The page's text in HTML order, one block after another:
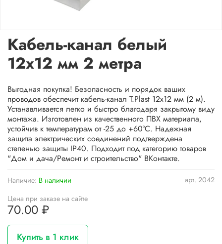
арт. 2042
Наличие: В наличии
Кабель-канал белый
12x12 мм 2 метра
Цена при заказе на сайте
70.00 ₽
Купить в 1 клик
Выгодная покупка! Безопасность и порядок ваших
проводов обеспечит кабель-канал T.Plast 12x12 мм (2 м).
Устанавливается легко и быстро благодаря закрытому виду
монтажа. Изготовлен из качественного ПВХ материала,
устойчив к температурам от -25 до +60°C. Надежная
защита электрических соединений подтверждена
степенью защиты IP40. Подходит под категорию товаров
"Дом и дача/Ремонт и строительство" ВКонтакте.